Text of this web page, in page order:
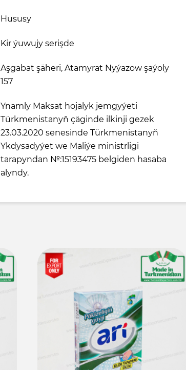
Hususy
Kir ýuwujy serişde
Aşgabat şäheri, Atamyrat Nyýazow şaýoly
157
Ynamly Maksat hojalyk jemgyýeti
Türkmenistanyň çäginde ilkinji gezek
23.03.2020 senesinde Türkmenistanyň
Ykdysadyýet we Maliýe ministrligi
tarapyndan №:15193475 belgiden hasaba
alyndy.